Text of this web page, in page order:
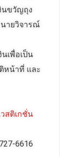
นขวัญถุง
นายวิจารณ์
เพื่อเป็น
หน้าที่ และ
สติเกชั่น
6616